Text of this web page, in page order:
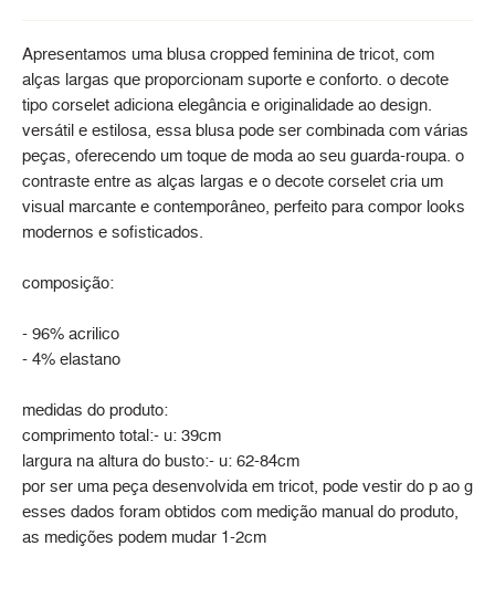
Apresentamos uma blusa cropped feminina de tricot, com
alças largas que proporcionam suporte e conforto. o decote
tipo corselet adiciona elegância e originalidade ao design.
versátil e estilosa, essa blusa pode ser combinada com várias
peças, oferecendo um toque de moda ao seu guarda-roupa. o
contraste entre as alças largas e o decote corselet cria um
visual marcante e contemporâneo, perfeito para compor looks
modernos e sofisticados.
composição:
- 96% acrilico
- 4% elastano
medidas do produto:
comprimento total:- u: 39cm
largura na altura do busto:- u: 62-84cm
por ser uma peça desenvolvida em tricot, pode vestir do p ao g
esses dados foram obtidos com medição manual do produto,
as medições podem mudar 1-2cm